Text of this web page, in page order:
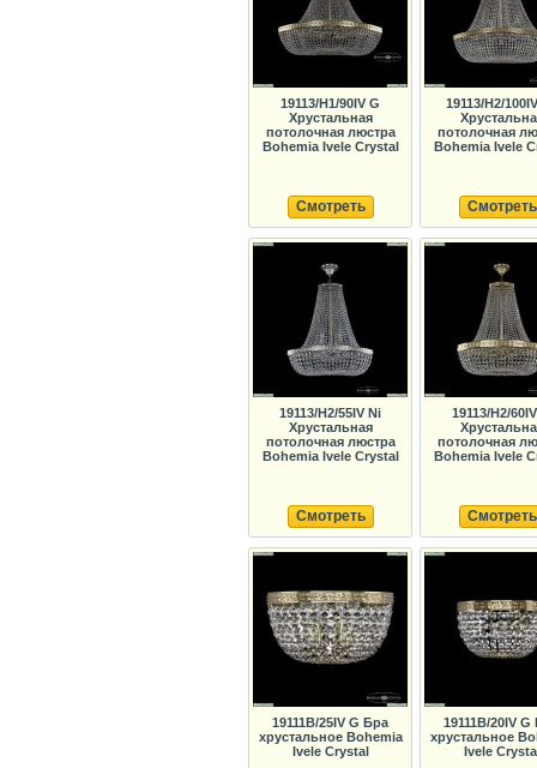
19113/H1/90IV G
Хрустальная
потолочная люстра
Bohemia Ivele Crystal
Смотреть
19113/H2/
потолочная
Bohemia Ivele
Смотреть
19113/H2/55IV Ni
Хрустальная
потолочная люстра
Bohemia Ivele Crystal
Смотреть
19113/H2/
потолочная
Bohemia Ivele
Смотреть
19111B/25IV G Бра
хрустальное Bohemia
Ivele Crystal
19111B/20IV G
хрустальное
Ivele